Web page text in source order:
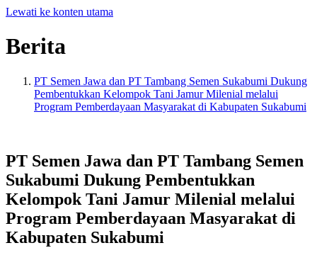
Lewati ke konten utama
Berita
PT Semen Jawa dan PT Tambang Semen Sukabumi Dukung
Pembentukkan Kelompok Tani Jamur Milenial melalui
Program Pemberdayaan Masyarakat di Kabupaten Sukabumi
PT Semen Jawa dan PT Tambang Semen
Sukabumi Dukung Pembentukkan
Kelompok Tani Jamur Milenial melalui
Program Pemberdayaan Masyarakat di
Kabupaten Sukabumi